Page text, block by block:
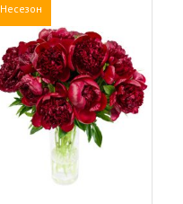
Несезон